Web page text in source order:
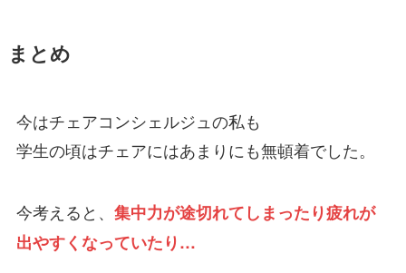
まとめ
今はチェアコンシェルジュの私も
学生の頃はチェアにはあまりにも無頓着でした。
今考えると、 集中力が途切れてしまったり疲れが
出やすくなっていたり…